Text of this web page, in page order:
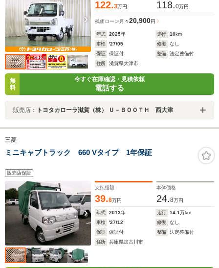
122.3万円 118.0万円
残価ローン 月々20,900円
年式 2025年 走行 10km
車検
'27/05 修復
なし
保証
保証付 整備
法定整備付
住所
滋賀県大津市
無
料
今すぐ在庫確認・見積依頼
電話する
販売店： トヨタカローラ滋賀（株） Ｕ－ＢＯＯＴＨ 西大津
三菱
ミニキャブトラック 660 Vタイプ 1年保証
販売店保証
支払総額
39.8万円
本体価格
24.8万円
年式 2013年 走行 14.1万km
車検
'27/12 修復
なし
保証
保証付 整備
法定整備付
住所
兵庫県加古川市